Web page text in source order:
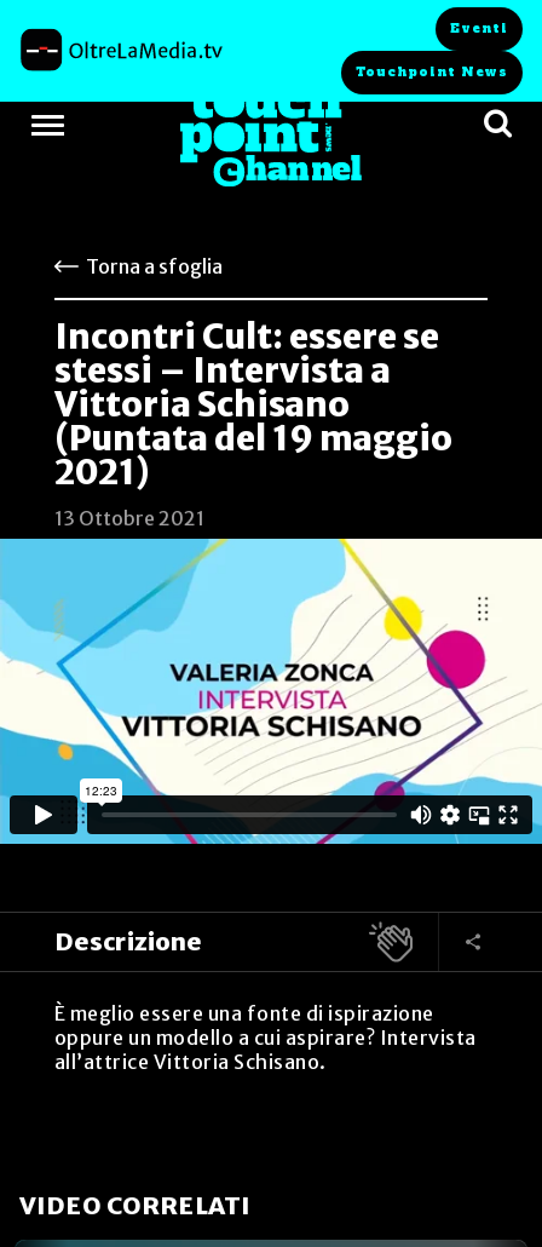
Eventi
Touchpoint News
Torna a sfoglia
Incontri Cult: essere se
stessi – Intervista a
Vittoria Schisano
(Puntata del 19 maggio
2021)
13 Ottobre 2021
Descrizione
È meglio essere una fonte di ispirazione
oppure un modello a cui aspirare? Intervista
all’attrice Vittoria Schisano.
VIDEO CORRELATI